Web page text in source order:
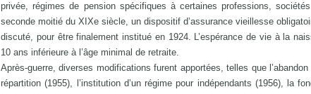
privée, régimes de pension spécifiques à certaines professions,
seconde moitié du XIXe siècle, un dispositif d’assurance vieillesse
discuté, pour être finalement institué en 1924. L’espérance de vie à la
10 ans inférieure à l’âge minimal de retraite.
Après-guerre, diverses modifications furent apportées, telles que
répartition (1955), l’institution d’un régime pour indépendants (1956), la